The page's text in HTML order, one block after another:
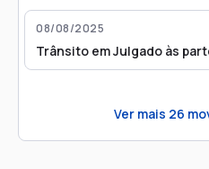
08/08/2025
Trânsito em Julgado às
Ver mais 26